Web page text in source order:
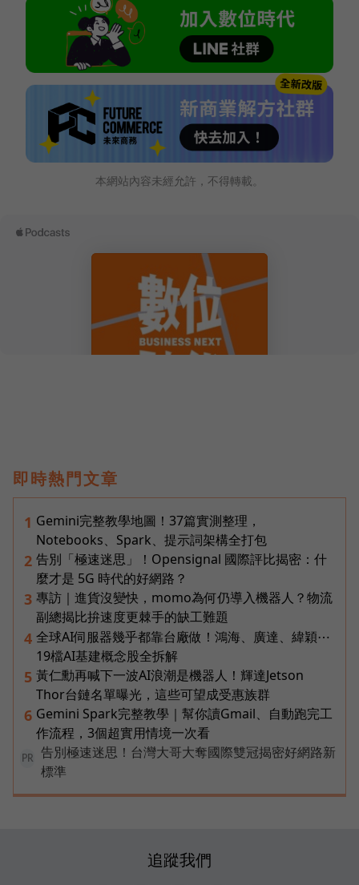
本網站內容未經允許，不得轉載。
即時熱門文章
1 Gemini完整教學地圖！37篇實測整理，
Notebooks、Spark、提示詞架構全打包
2 告別「極速迷思」！Opensignal 國際評比揭密：什
麼才是 5G 時代的好網路？
3 專訪｜進貨沒變快，momo為何仍導入機器人？物流
副總揭比拚速度更棘手的缺工難題
4 全球AI伺服器幾乎都靠台廠做！鴻海、廣達、緯穎⋯
19檔AI基建概念股全拆解
5 黃仁勳再喊下一波AI浪潮是機器人！輝達Jetson
Thor台鏈名單曝光，這些可望成受惠族群
6 Gemini Spark完整教學｜幫你讀Gmail、自動跑完工
作流程，3個超實用情境一次看
PR
告別極速迷思！台灣大哥大奪國際雙冠揭密好網路新
標準
追蹤我們